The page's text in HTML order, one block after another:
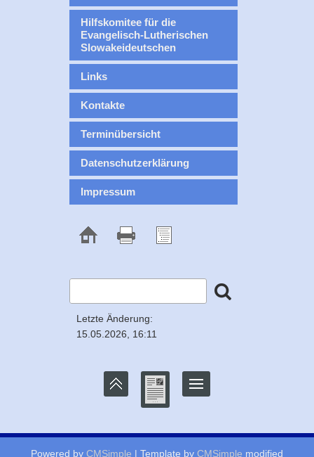
Hilfskomitee für die
Evangelisch-Lutherischen
Slowakeideutschen
Links
Kontakte
Terminübersicht
Datenschutzerklärung
Impressum
Letzte Änderung:
15.05.2026, 16:11
Powered by CMSimple | Template by CMSimple modified